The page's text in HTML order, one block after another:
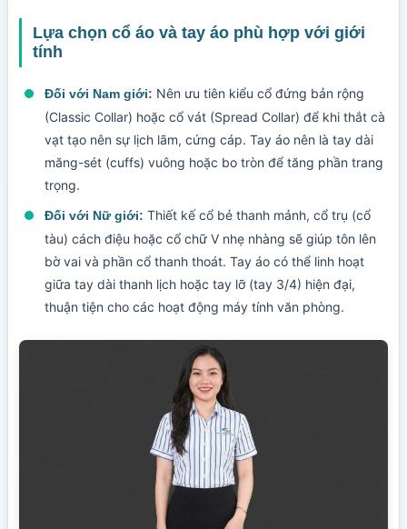
Lựa chọn cổ áo và tay áo phù hợp với giới
tính
Đối với Nam giới: Nên ưu tiên kiểu cổ đứng bản rộng
(Classic Collar) hoặc cổ vát (Spread Collar) để khi thắt cà
vạt tạo nên sự lịch lãm, cứng cáp. Tay áo nên là tay dài
măng-sét (cuffs) vuông hoặc bo tròn để tăng phần trang
trọng.
Đối với Nữ giới: Thiết kế cổ bẻ thanh mảnh, cổ trụ (cổ
tàu) cách điệu hoặc cổ chữ V nhẹ nhàng sẽ giúp tôn lên
bờ vai và phần cổ thanh thoát. Tay áo có thể linh hoạt
giữa tay dài thanh lịch hoặc tay lỡ (tay 3/4) hiện đại,
thuận tiện cho các hoạt động máy tính văn phòng.